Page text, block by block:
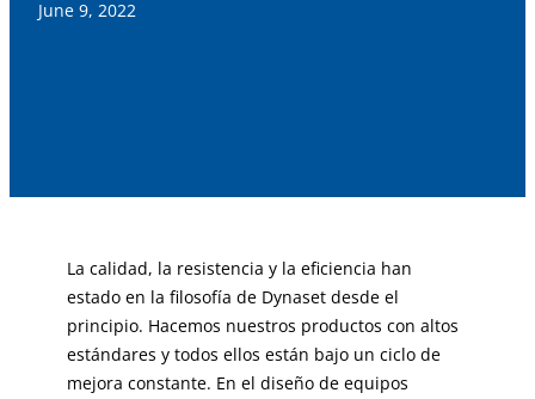
June 9, 2022
La calidad, la resistencia y la eficiencia han
estado en la filosofía de Dynaset desde el
principio. Hacemos nuestros productos con altos
estándares y todos ellos están bajo un ciclo de
mejora constante. En el diseño de equipos